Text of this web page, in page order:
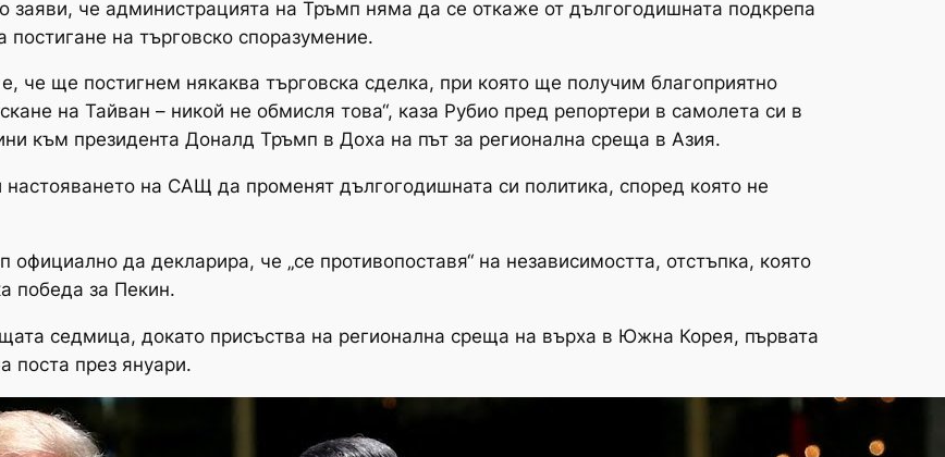
че администрацията на Тръмп няма да се откаже от дългогодишната подкрепа
на търговско споразумение.
е, че ще постигнем някаква търговска сделка, при която ще получим благоприятно
на Тайван – никой не обмисля това“, каза Рубио пред репортери в самолета си в
към президента Доналд Тръмп в Доха на път за регионална среща в Азия.
на САЩ да променят дългогодишната си политика, според която не
да декларира, че „се противопоставя“ на независимостта, отстъпка, която
победа за Пекин.
седмица, докато присъства на регионална среща на върха в Южна Корея, първата
поста през януари.